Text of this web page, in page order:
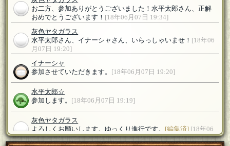
お二方、参加ありがとうございました！水平太郎さん、正解
おめでとうございます！ [18年06月07日 19:34]
灰色ヤタガラス
水平太郎さん、イナーシャさん、いらっしゃいませ！ [18年06
月07日 19:20]
イナーシャ
参加させていただきます。
[18年06月07日 19:20]
水平太郎☆
参加します。
[18年06月07日 19:19]
灰色ヤタガラス
よろしくお願いします。ゆっくり進行です。
[編集済] [18年06
月07日 19:13]